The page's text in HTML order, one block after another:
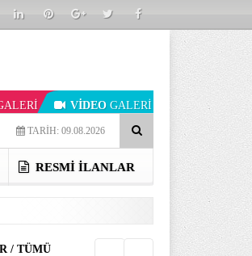
VİDEO GALERİ
TARİH: 09.08.2026
RESMI İLANLAR
/ TÜMÜ